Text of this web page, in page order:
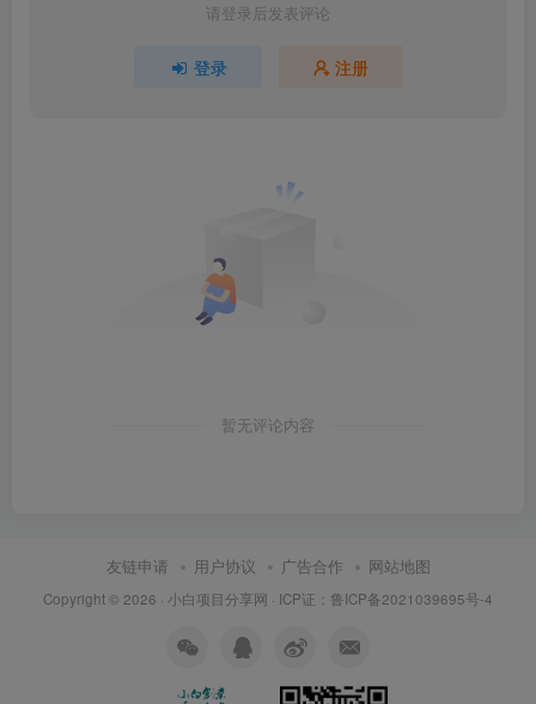
请登录后发表评论
登录 注册
暂无评论内容
友链申请 用户协议 广告合作 网站地图
Copyright © 2026 · 小白项目分享网 · ICP证： 鲁ICP备2021039695号-4